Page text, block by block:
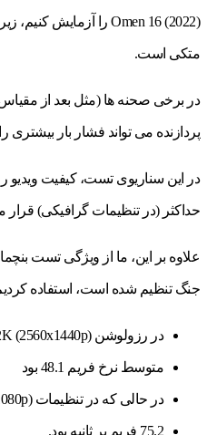
متکی است.
در برخی صحنه ها (مثل بعد از
پردازنده می تواند فشار بار بیشتری
در این سناریوی تست، کیفیت ویدیو
حداکثر (در تنظیمات گرافیکی) قرار
علاوه بر این، ما از ویژگی تست
جنگ تنظیم شده است، استفاده
در رزولوشن 2K (2560x1440p)
متوسط ​​نرخ فریم 48.1 بود
در حالی که در تنظیمات Full-HD (1920x1080p)
75.2 فریم بر ثانیه بود.